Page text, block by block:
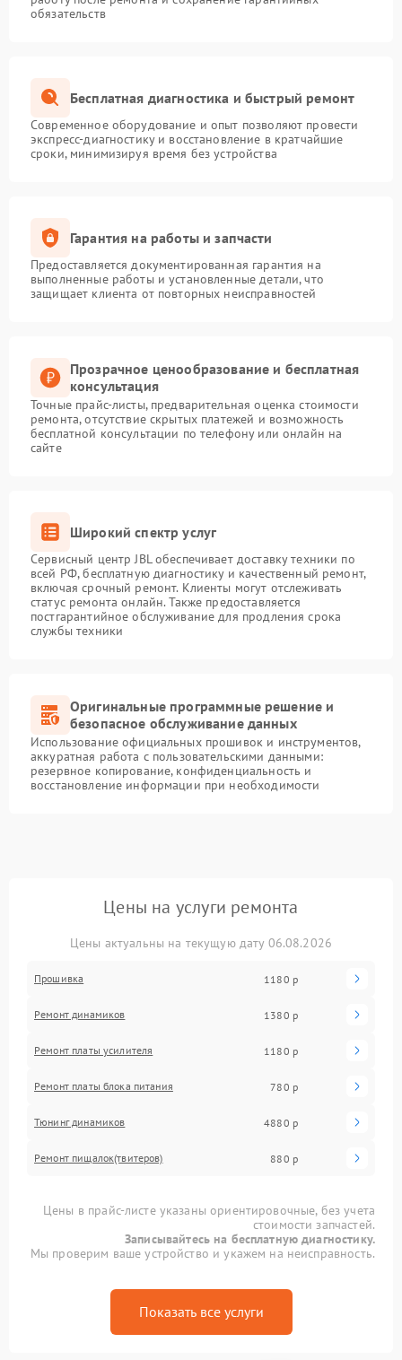
обязательств
Бесплатная диагностика и быстрый ремонт
Современное оборудование и опыт позволяют провести
экспресс-диагностику и восстановление в кратчайшие
сроки, минимизируя время без устройства
Гарантия на работы и запчасти
Предоставляется документированная гарантия на
выполненные работы и установленные детали, что
защищает клиента от повторных неисправностей
Прозрачное ценообразование и бесплатная
консультация
Точные прайс-листы, предварительная оценка стоимости
ремонта, отсутствие скрытых платежей и возможность
бесплатной консультации по телефону или онлайн на
сайте
Широкий спектр услуг
Сервисный центр JBL обеспечивает доставку техники по
всей РФ, бесплатную диагностику и качественный ремонт,
включая срочный ремонт. Клиенты могут отслеживать
статус ремонта онлайн. Также предоставляется
постгарантийное обслуживание для продления срока
службы техники
Оригинальные программные решение и
безопасное обслуживание данных
Использование официальных прошивок и инструментов,
аккуратная работа с пользовательскими данными:
резервное копирование, конфиденциальность и
восстановление информации при необходимости
Цены на услуги ремонта
Цены актуальны на текущую дату 06.08.2026
Прошивка 1180 р
Ремонт динамиков 1380 р
Ремонт платы усилителя 1180 р
Ремонт платы блока питания 780 р
Тюнинг динамиков 4880 р
Ремонт пищалок(твитеров) 880 р
Цены в прайс-листе указаны ориентировочные, без учета
стоимости запчастей.
Записывайтесь на бесплатную диагностику.
Мы проверим ваше устройство и укажем на неисправность.
Показать все услуги